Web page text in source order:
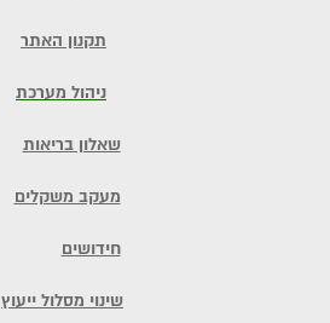
תקנון האתר
ניהול מערכת
שאלון בריאות
מעקב משקלים
חידושים
שינוי מסלול ייעוץ